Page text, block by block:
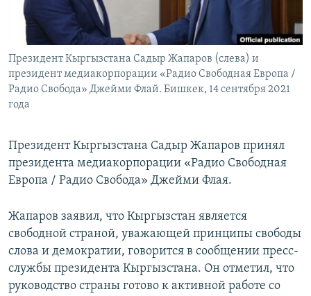
Президент Кыргызстана Садыр Жапаров (слева) и
президент медиакорпорации «Радио Свободная Европа /
Радио Свобода» Джейми Флай. Бишкек, 14 сентября 2021
года
Президент Кыргызстана Садыр Жапаров принял
президента медиакорпорации «Радио Свободная
Европа / Радио Свобода» Джейми Флая.
Жапаров заявил, что Кыргызстан является
свободной страной, уважающей принципы свободы
слова и демократии, говорится в сообщении пресс-
службы президента Кыргызстана. Он отметил, что
руководство страны готово к активной работе со